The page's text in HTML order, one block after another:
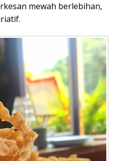
mewah berlebihan,